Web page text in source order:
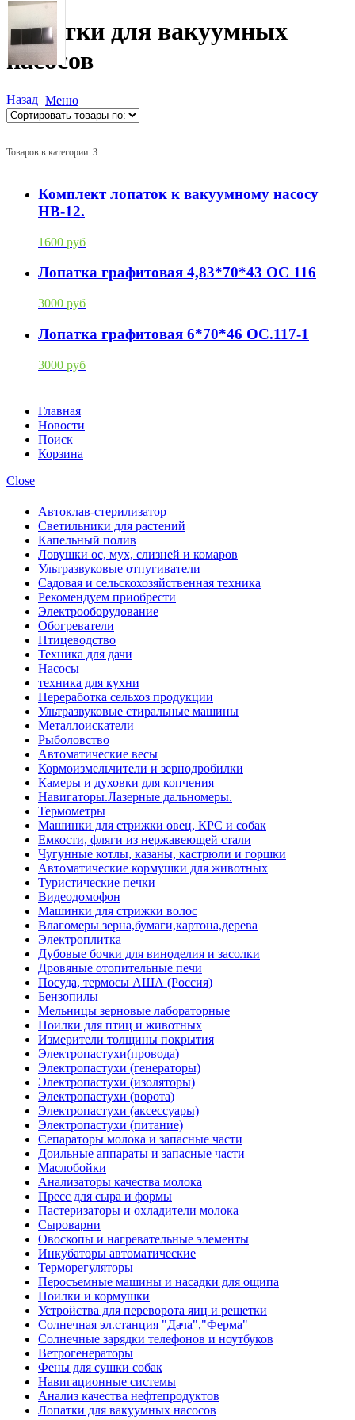
Лопатки для вакуумных
насосов
Назад Меню
Товаров в категории: 3
Комплект лопаток к вакуумному насосу
НВ-12.
1600 руб
Лопатка графитовая 4,83*70*43 ОС 116
3000 руб
Лопатка графитовая 6*70*46 OC.117-1
3000 руб
Главная
Новости
Поиск
Корзина
Close
Автоклав-стерилизатор
Светильники для растений
Капельный полив
Ловушки ос, мух, слизней и комаров
Ультразвуковые отпугиватели
Садовая и сельскохозяйственная техника
Рекомендуем приобрести
Электрооборудование
Обогреватели
Птицеводство
Техника для дачи
Насосы
техника для кухни
Переработка сельхоз продукции
Ультразвуковые стиральные машины
Металлоискатели
Рыболовство
Автоматические весы
Кормоизмельчители и зернодробилки
Камеры и духовки для копчения
Навигаторы.Лазерные дальномеры.
Термометры
Машинки для стрижки овец, КРС и собак
Емкости, фляги из нержавеющей стали
Чугунные котлы, казаны, кастрюли и горшки
Автоматические кормушки для животных
Туристические печки
Видеодомофон
Машинки для стрижки волос
Влагомеры зерна,бумаги,картона,дерева
Электроплитка
Дубовые бочки для виноделия и засолки
Дровяные отопительные печи
Посуда, термосы АША (Россия)
Бензопилы
Мельницы зерновые лабораторные
Поилки для птиц и животных
Измерители толщины покрытия
Электропастухи(провода)
Электропастухи (генераторы)
Электропастухи (изоляторы)
Электропастухи (ворота)
Электропастухи (аксессуары)
Электропастухи (питание)
Сепараторы молока и запасные части
Доильные аппараты и запасные части
Маслобойки
Анализаторы качества молока
Пресс для сыра и формы
Пастеризаторы и охладители молока
Сыроварни
Овоскопы и нагревательные элементы
Инкубаторы автоматические
Терморегуляторы
Перосъемные машины и насадки для ощипа
Поилки и кормушки
Устройства для переворота яиц и решетки
Солнечная эл.станция "Дача","Ферма"
Солнечные зарядки телефонов и ноутбуков
Ветрогенераторы
Фены для сушки собак
Навигационные системы
Анализ качества нефтепродуктов
Лопатки для вакуумных насосов